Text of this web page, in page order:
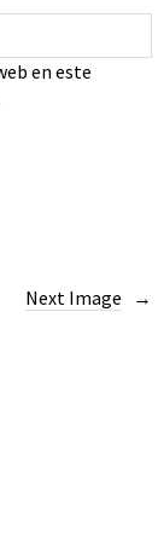
en este
Next Image